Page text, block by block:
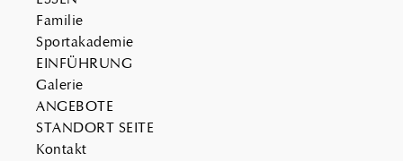
Familie
Sportakademie
EINFÜHRUNG
Galerie
ANGEBOTE
STANDORT SEITE
Kontakt